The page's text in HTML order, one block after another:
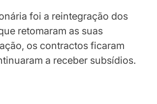
foi a reintegração dos
retomaram as suas
os contractos ficaram
a receber subsídios.